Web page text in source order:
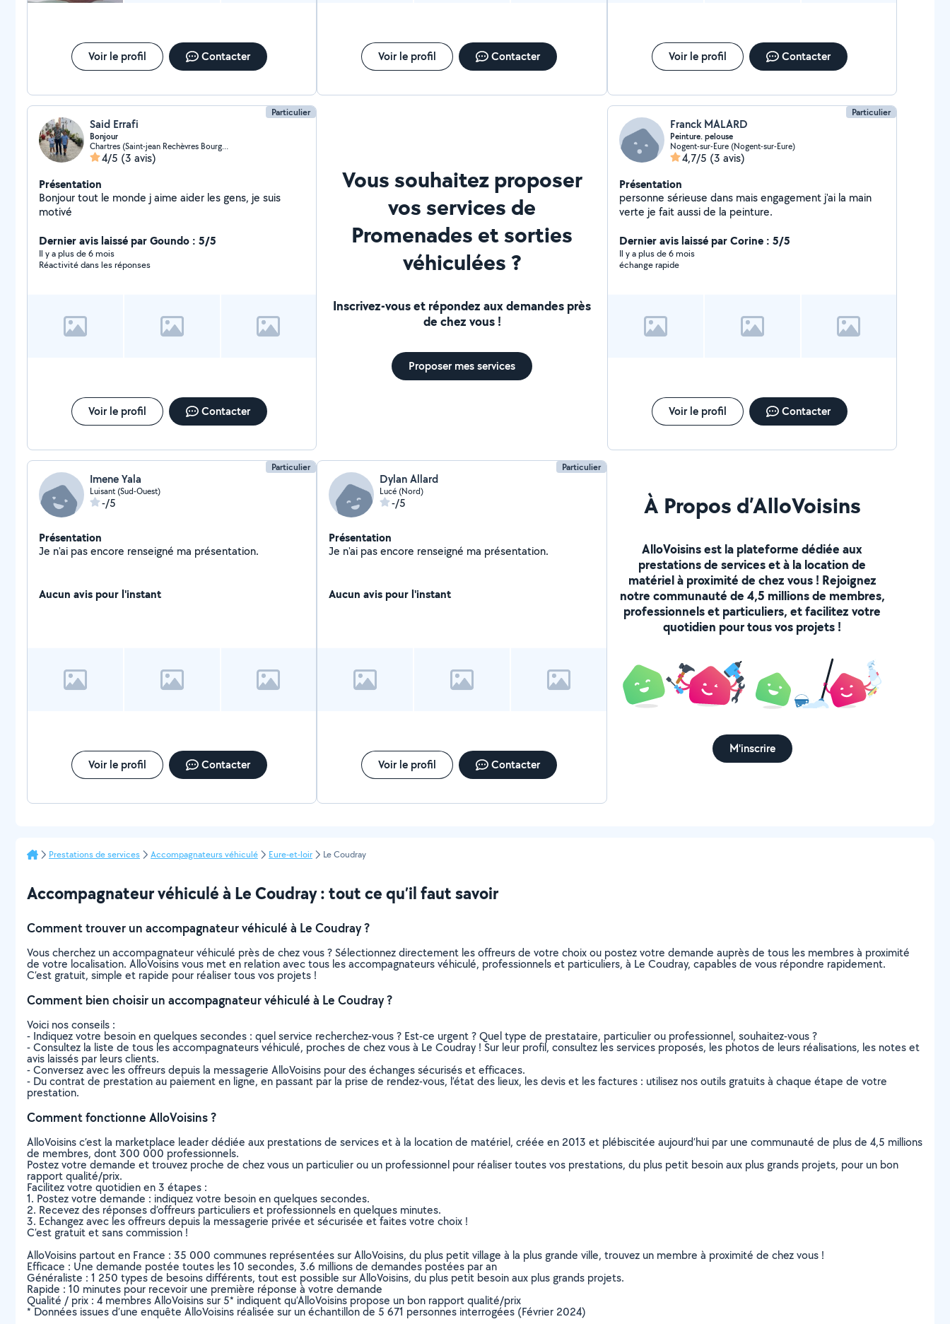
Voir le profil Contacter Voir le profil Contacter Voir le profil Contacter
Particulier
Said Errafi
Bonjour
Chartres (Saint-jean Rechèvres Bourgneuf)
4/5 (3 avis)
Présentation
Bonjour tout le monde j aime aider les gens, je suis
motivé
Dernier avis laissé par Goundo : 5/5
Il y a plus de 6 mois
Réactivité dans les réponses
Voir le profil Contacter
Vous souhaitez proposer
vos services de
Promenades et sorties
véhiculées ?
Inscrivez-vous et répondez aux demandes près
de chez vous !
Proposer mes services
Particulier
Franck MALARD
Peinture. pelouse
Nogent-sur-Eure (Nogent-sur-Eure)
4,7/5 (3 avis)
Présentation
personne sérieuse dans mais engagement j'ai la main
verte je fait aussi de la peinture.
Dernier avis laissé par Corine : 5/5
Il y a plus de 6 mois
échange rapide
Voir le profil Contacter
Particulier
Imene Yala
Luisant (Sud-Ouest)
-/5
Présentation
Je n'ai pas encore renseigné ma présentation.
Aucun avis pour l'instant
Voir le profil Contacter
Particulier
Dylan Allard
Lucé (Nord)
-/5
Présentation
Je n'ai pas encore renseigné ma présentation.
Aucun avis pour l'instant
Voir le profil Contacter
À Propos d’AlloVoisins
AlloVoisins est la plateforme dédiée aux
prestations de services et à la location de
matériel à proximité de chez vous ! Rejoignez
notre communauté de 4,5 millions de membres,
professionnels et particuliers, et facilitez votre
quotidien pour tous vos projets !
M'inscrire
Prestations de services Accompagnateurs véhiculé Eure-et-loir Le Coudray
Accompagnateur véhiculé à Le Coudray : tout ce qu’il faut savoir
Comment trouver un accompagnateur véhiculé à Le Coudray ?
Vous cherchez un accompagnateur véhiculé près de chez vous ? Sélectionnez directement les offreurs de votre choix ou postez votre demande auprès de tous les membres à proximité
de votre localisation. AlloVoisins vous met en relation avec tous les accompagnateurs véhiculé, professionnels et particuliers, à Le Coudray, capables de vous répondre rapidement.
C’est gratuit, simple et rapide pour réaliser tous vos projets !
Comment bien choisir un accompagnateur véhiculé à Le Coudray ?
Voici nos conseils :
- Indiquez votre besoin en quelques secondes : quel service recherchez-vous ? Est-ce urgent ? Quel type de prestataire, particulier ou professionnel, souhaitez-vous ?
- Consultez la liste de tous les accompagnateurs véhiculé, proches de chez vous à Le Coudray ! Sur leur profil, consultez les services proposés, les photos de leurs réalisations, les notes et
avis laissés par leurs clients.
- Conversez avec les offreurs depuis la messagerie AlloVoisins pour des échanges sécurisés et efficaces.
- Du contrat de prestation au paiement en ligne, en passant par la prise de rendez-vous, l’état des lieux, les devis et les factures : utilisez nos outils gratuits à chaque étape de votre
prestation.
Comment fonctionne AlloVoisins ?
AlloVoisins c’est la marketplace leader dédiée aux prestations de services et à la location de matériel, créée en 2013 et plébiscitée aujourd’hui par une communauté de plus de 4,5 millions
de membres, dont 300 000 professionnels.
Postez votre demande et trouvez proche de chez vous un particulier ou un professionnel pour réaliser toutes vos prestations, du plus petit besoin aux plus grands projets, pour un bon
rapport qualité/prix.
Facilitez votre quotidien en 3 étapes :
1. Postez votre demande : indiquez votre besoin en quelques secondes.
2. Recevez des réponses d’offreurs particuliers et professionnels en quelques minutes.
3. Echangez avec les offreurs depuis la messagerie privée et sécurisée et faites votre choix !
C’est gratuit et sans commission !
AlloVoisins partout en France : 35 000 communes représentées sur AlloVoisins, du plus petit village à la plus grande ville, trouvez un membre à proximité de chez vous !
Efficace : Une demande postée toutes les 10 secondes, 3.6 millions de demandes postées par an
Généraliste : 1 250 types de besoins différents, tout est possible sur AlloVoisins, du plus petit besoin aux plus grands projets.
Rapide : 10 minutes pour recevoir une première réponse à votre demande
Qualité / prix : 4 membres AlloVoisins sur 5* indiquent qu’AlloVoisins propose un bon rapport qualité/prix
* Données issues d’une enquête AlloVoisins réalisée sur un échantillon de 5 671 personnes interrogées (Février 2024)